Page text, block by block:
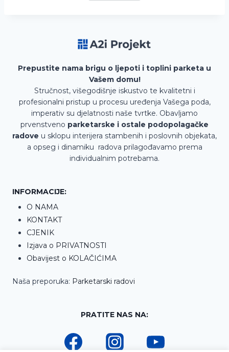
Prepustite nama brigu o ljepoti i toplini parketa u
Vašem domu!
Stručnost, višegodišnje iskustvo te kvalitetni i
profesionalni pristup u procesu uređenja Vašega poda,
imperativ su djelatnosti naše tvrtke. Obavljamo
prvenstveno parketarske i ostale podopolagačke
radove u sklopu interijera stambenih i poslovnih objekata,
a opseg i dinamiku radova prilagođavamo prema
individualnim potrebama.
INFORMACIJE:
O NAMA
KONTAKT
CJENIK
Izjava o PRIVATNOSTI
Obavijest o KOLAČIĆIMA
Naša preporuka: Parketarski radovi
PRATITE NAS NA: